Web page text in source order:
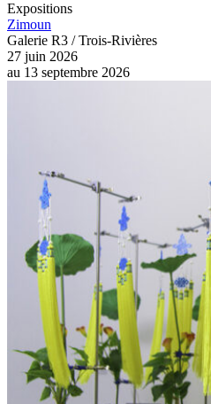
Expositions
Zimoun
Galerie R3 / Trois-Rivières
27 juin 2026
au 13 septembre 2026